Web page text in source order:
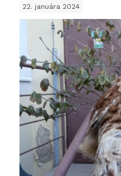
22. januára 2024